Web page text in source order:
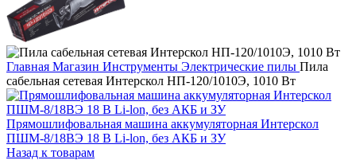
Главная Магазин Инструменты Электрические пилы Пила
сабельная сетевая Интерскол НП-120/1010Э, 1010 Вт
Прямошлифовальная машина аккумуляторная Интерскол
ПШМ-8/18ВЭ 18 В Li-lon, без АКБ и ЗУ
Назад к товарам